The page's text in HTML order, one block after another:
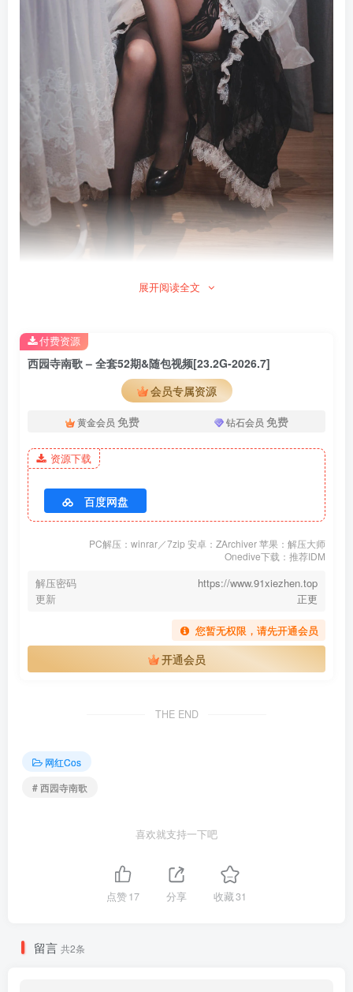
合集目录（持续更新…）
西园寺南歌 – NO.052 2.5次元的诱惑 米莉艾拉魅魔 [5P-19MB]
[6.30]
西园寺南歌 – NO.050 碧蓝航线 阿尔比恩旗袍[9P-40M]
西园寺南歌 – NO.049 露露姆魅魔[10P-49.6M]
西园寺南歌 – NO.048 鸣潮 守岸人[9P-55.6M]
西园寺南歌 – NO.047 碧蓝航线 塔什干[10P-47.6M]
西园寺南歌 – NO.045 尼尔机械纪元 2B圣诞节[15P-104.8M]
西园寺南歌 – NO.044 碧蓝航线 莫多加尔护士[23P-110.5M]
展开阅读全文
西园寺南歌 – 全套52期&随包视频[23.2G-2026.7]
会员专属资源
黄金会员 免费 钻石会员 免费
资源下载
百度网盘
PC解压：winrar／7zip 安卓：ZArchiver 苹果：解压大师
Onedive下载：推荐IDM
解压密码
https://www.91xiezhen.top
更新
正更
您暂无权限，请先开通会员
开通会员
付费资源
THE END
网红Cos
# 西园寺南歌
喜欢就支持一下吧
点赞17 分享 收藏31
留言 共2条